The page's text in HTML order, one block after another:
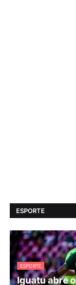
ESPORTE
ESPORTE
Iguatu abre